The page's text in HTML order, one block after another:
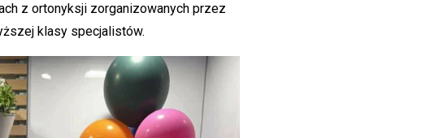
z ortonyksji zorganizowanych przez
klasy specjalistów.